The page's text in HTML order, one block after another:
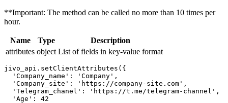
**Important: The method can be called no more than 10 times per
hour.
Name Type
Description
attributes object List of fields in key-value format
jivo_api.setClientAttributes({
  'Company_name': 'Company',
  'Company_site': 'https://company-site.com',
  'Telegram_chanel': 'https://t.me/telegram-channel',
  'Age': 42